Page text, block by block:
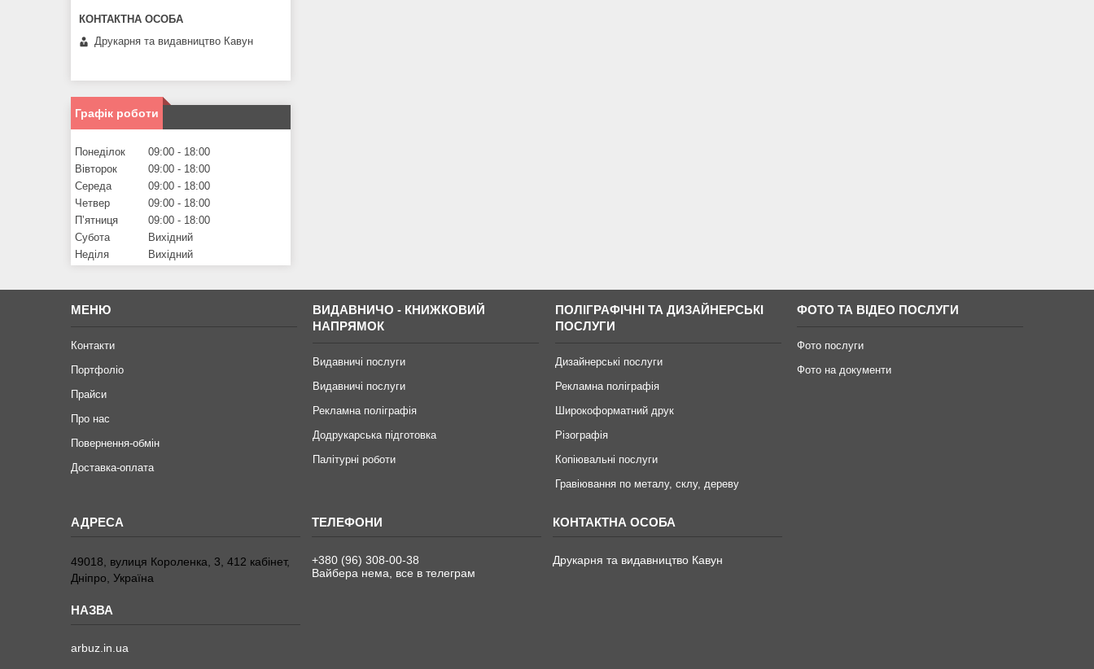
Друкарня та видавництво Кавун
Графік роботи
Понеділок 09:00
18:00
Вівторок
09:00
18:00
Середа
09:00
18:00
Четвер
09:00
18:00
Пʼятниця
09:00
18:00
Субота
Вихідний
Неділя
Вихідний
МЕНЮ
Контакти
Портфоліо
Прайси
Про нас
Повернення-обмін
Доставка-оплата
ВИДАВНИЧО - КНИЖКОВИЙ
НАПРЯМОК
Видавничі послуги
Видавничі послуги
Рекламна поліграфія
Додрукарська підготовка
Палітурні роботи
ПОЛІГРАФІЧНІ ТА ДИЗАЙНЕРСЬКІ
ПОСЛУГИ
Дизайнерські послуги
Рекламна поліграфія
Широкоформатний друк
Різографія
Копіювальні послуги
Гравіювання по металу, склу, дереву
ФОТО ТА ВІДЕО ПОСЛУГИ
Фото послуги
Фото на документи
49018, вулиця Короленка, 3, 412 кабінет,
Дніпро, Україна
arbuz.in.ua
+380 (96) 308-00-38
Вайбера нема, все в телеграм
Друкарня та видавництво Кавун